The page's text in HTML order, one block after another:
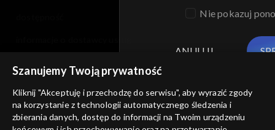
Nie pokazuj
ANULUJ
Szanujemy Twoją prywatność
Kliknij "Akceptuję i przechodzę do serwisu", aby wyrazić zgody
na korzystanie z technologii automatycznego śledzenia i
zbierania danych, dostęp do informacji na Twoim urządzeniu